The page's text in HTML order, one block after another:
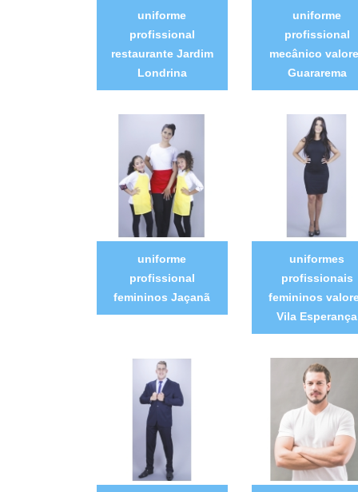
uniforme
profissional
restaurante Jardim
Londrina
uniforme
profissional
mecânico
Guararema
uniforme
profissional
femininos Jaçanã
uniformes
profissionais
femininos
Vila Esperança